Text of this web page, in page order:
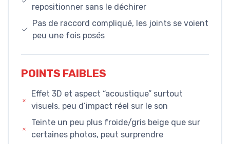
repositionner sans le déchirer
Pas de raccord compliqué, les joints se voient
peu une fois posés
POINTS FAIBLES
Effet 3D et aspect “acoustique” surtout
visuels, peu d’impact réel sur le son
Teinte un peu plus froide/gris beige que sur
certaines photos, peut surprendre